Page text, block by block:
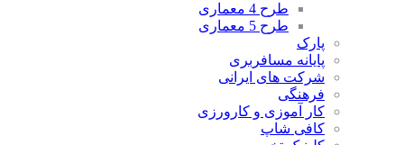
طرح 4 معماری
طرح 5 معماری
پارک
پایانه مسافربری
شرکت های ایرانی
فرهنگی
کار آموزی و کارورزی
کافی شاپ